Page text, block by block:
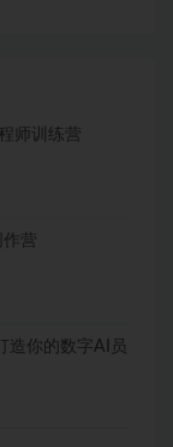
师训练营
营
造你的数字AI员